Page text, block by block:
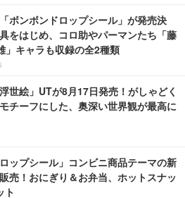
ボンボンドロップシール」が発売決
をはじめ、コロ助やパーマンたち「藤
」キャラも収録の全2種類
世絵」UTが8月17日発売！がしゃどく
チーフにした、奥深い世界観が最高に
ロップシール」コンビニ商品テーマの新
売！おにぎり＆お弁当、ホットスナッ
ト